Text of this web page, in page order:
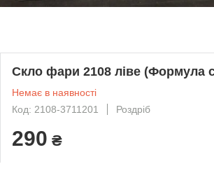
Скло фари 2108 ліве (Формула
Немає в наявності
Код: 2108-3711201
Роздріб
290 ₴